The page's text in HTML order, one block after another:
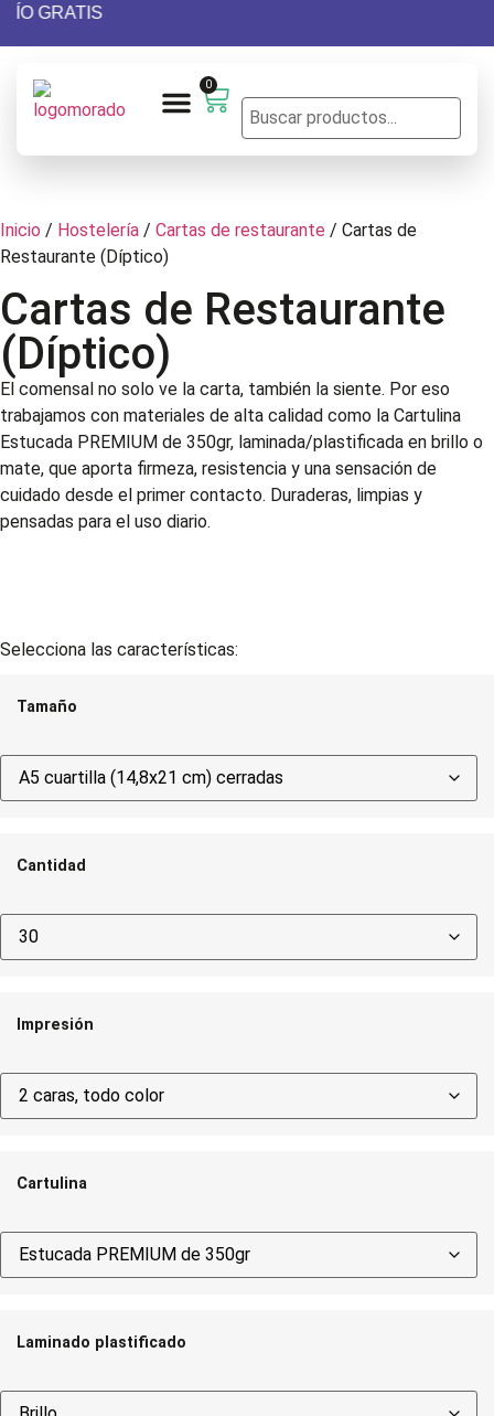
GRATIS
0
Inicio / Hostelería / Cartas de restaurante / Cartas de
Restaurante (Díptico)
Cartas de Restaurante
(Díptico)
El comensal no solo ve la carta, también la siente. Por eso
trabajamos con materiales de alta calidad como la Cartulina
Estucada PREMIUM de 350gr, laminada/plastificada en brillo o
mate, que aporta firmeza, resistencia y una sensación de
cuidado desde el primer contacto. Duraderas, limpias y
pensadas para el uso diario.
Selecciona las características:
Tamaño
Cantidad
Impresión
Cartulina
Laminado plastificado